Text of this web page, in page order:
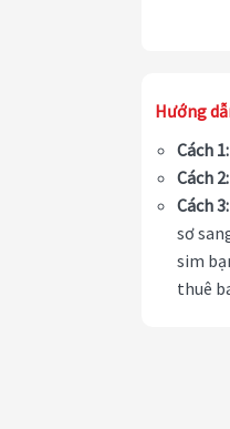
Hướng
Cách 1:
Cách 2:
Cách 3:
sơ
sim
thuê